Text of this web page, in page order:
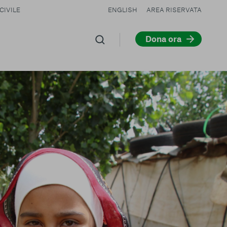
Dona ora
ENGLISH AREA RISERVATA